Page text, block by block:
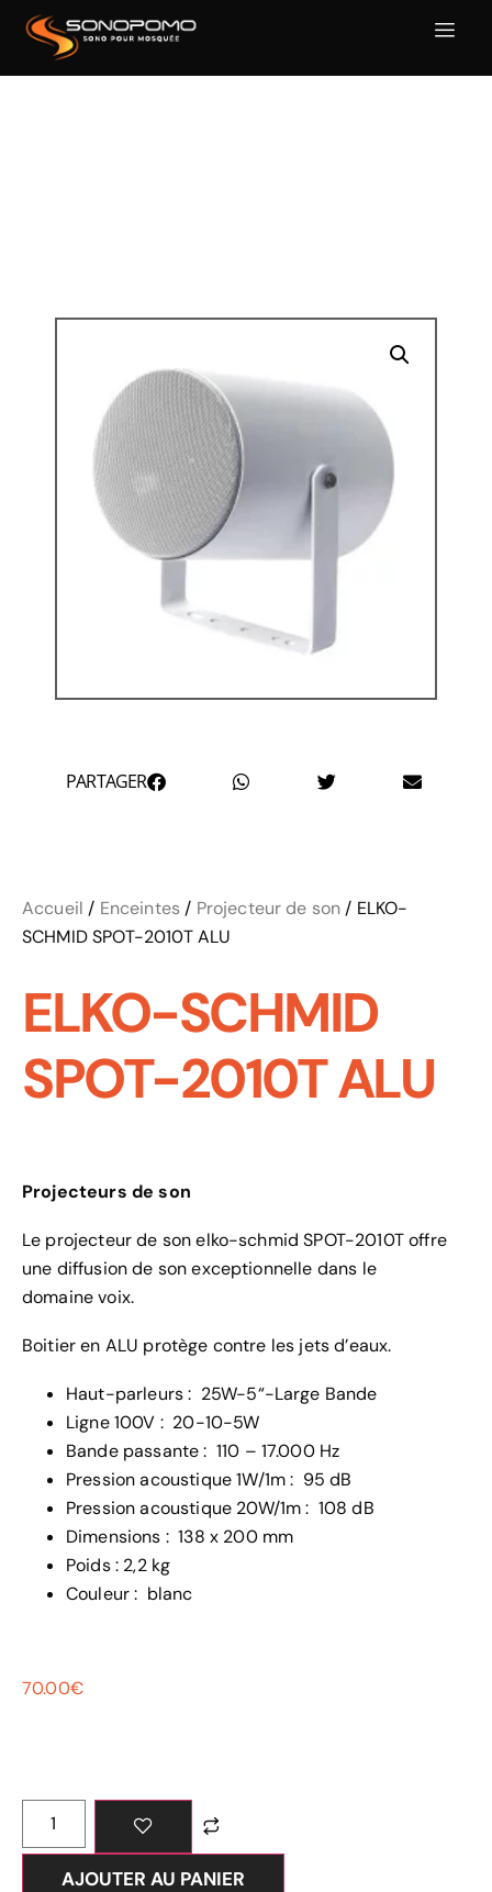
Accueil / Enceintes / Projecteur de son / ELKO-
SCHMID SPOT-2010T ALU
ELKO-SCHMID
SPOT-2010T ALU
Projecteurs de son
Le projecteur de son elko-schmid SPOT-2010T offre
une diffusion de son exceptionnelle dans le
domaine voix.
Boitier en ALU protège contre les jets d’eaux.
Haut-parleurs : 25W-5“-Large Bande
Ligne 100V : 20-10-5W
Bande passante : 110 – 17.000 Hz
Pression acoustique 1W/1m : 95 dB
Pression acoustique 20W/1m : 108 dB
Dimensions : 138 x 200 mm
Poids : 2,2 kg
Couleur : blanc
70.00€
AJOUTER AU PANIER
PARTAGER